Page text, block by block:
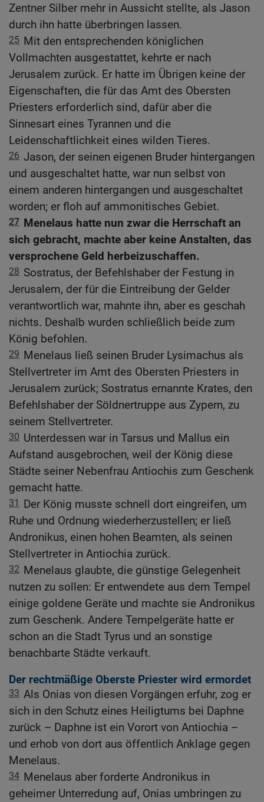
Zentner Silber mehr in Aussicht stellte, als Jason
durch ihn hatte überbringen lassen.
25 Mit den entsprechenden königlichen
Vollmachten ausgestattet, kehrte er nach
Jerusalem zurück. Er hatte im Übrigen keine der
Eigenschaften, die für das Amt des Obersten
Priesters erforderlich sind, dafür aber die
Sinnesart eines Tyrannen und die
Leidenschaftlichkeit eines wilden Tieres.
26 Jason, der seinen eigenen Bruder hintergangen
und ausgeschaltet hatte, war nun selbst von
einem anderen hintergangen und ausgeschaltet
worden; er floh auf ammonitisches Gebiet.
27 Menelaus hatte nun zwar die Herrschaft an
sich gebracht, machte aber keine Anstalten, das
versprochene Geld herbeizuschaffen.
28 Sostratus, der Befehlshaber der Festung in
Jerusalem, der für die Eintreibung der Gelder
verantwortlich war, mahnte ihn, aber es geschah
nichts. Deshalb wurden schließlich beide zum
König befohlen.
29 Menelaus ließ seinen Bruder Lysimachus als
Stellvertreter im Amt des Obersten Priesters in
Jerusalem zurück; Sostratus ernannte Krates, den
Befehlshaber der Söldnertruppe aus Zypern, zu
seinem Stellvertreter.
30 Unterdessen war in Tarsus und Mallus ein
Aufstand ausgebrochen, weil der König diese
Städte seiner Nebenfrau Antiochis zum Geschenk
gemacht hatte.
31 Der König musste schnell dort eingreifen, um
Ruhe und Ordnung wiederherzustellen; er ließ
Andronikus, einen hohen Beamten, als seinen
Stellvertreter in Antiochia zurück.
32 Menelaus glaubte, die günstige Gelegenheit
nutzen zu sollen: Er entwendete aus dem Tempel
einige goldene Geräte und machte sie Andronikus
zum Geschenk. Andere Tempelgeräte hatte er
schon an die Stadt Tyrus und an sonstige
benachbarte Städte verkauft.
Der rechtmäßige Oberste Priester wird ermordet
33 Als Onias von diesen Vorgängen erfuhr, zog er
sich in den Schutz eines Heiligtums bei Daphne
zurück – Daphne ist ein Vorort von Antiochia –
und erhob von dort aus öffentlich Anklage gegen
Menelaus.
34 Menelaus aber forderte Andronikus in
geheimer Unterredung auf, Onias umbringen zu